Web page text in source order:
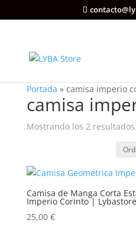
Portada » camisa imperio
camisa
Mostrando los 2 resultados
Camisa de Manga Corta
Imperio Corinto | Lybastore
25,00 €